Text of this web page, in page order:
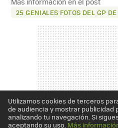
25 GENIALES FOTOS DEL GP
Utilizamos cookies de terceros
de audiencia y mostrar publicidad
analizando tu navegación. Si
aceptando su uso. Más